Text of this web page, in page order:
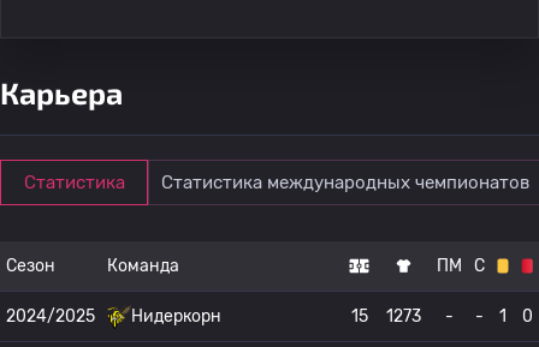
Карьера
Статистика Статистика международных чемпионатов
Сезон Команда ПМ С
2024/2025 Нидеркорн 15 1273 - - 1 0